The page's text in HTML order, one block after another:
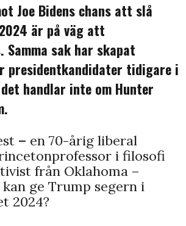
Joe Bidens chans att slå
är på väg att
sak har skapat
presidentkandidater tidigare i
handlar inte om Hunter
– en 70-årig liberal
i filosofi
från Oklahoma –
ge Trump segern i
2024?